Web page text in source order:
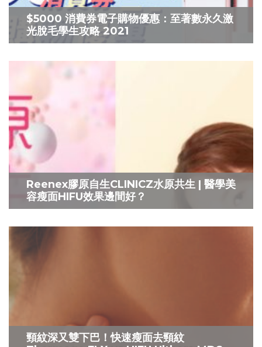
$5000 消費券電子購物優惠：至著數永久激
光脫毛學生攻略 2021
Reenex膠原自生CLINICZ水原共生 | 醫學美
容瘦面HIFU效果邊間好？
頸紋深又雙下巴！快速瘦面去頸紋